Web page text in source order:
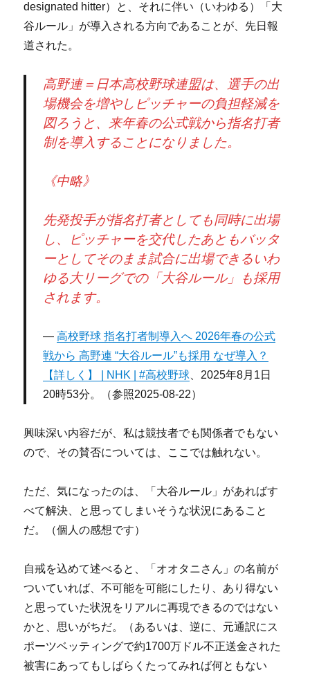
designated hitter）と、それに伴い（いわゆる）「大
谷ルール」が導入される方向であることが、先日報
道された。
高野連＝日本高校野球連盟は、選手の出
場機会を増やしピッチャーの負担軽減を
図ろうと、来年春の公式戦から指名打者
制を導入することになりました。
《中略》
先発投手が指名打者としても同時に出場
し、ピッチャーを交代したあともバッタ
ーとしてそのまま試合に出場できるいわ
ゆる大リーグでの「大谷ルール」も採用
されます。
高校野球 指名打者制導入へ 2026年春の公式
戦から 高野連 “大谷ルール”も採用 なぜ導入？
【詳しく】 | NHK | #高校野球 、2025年8月1日
20時53分。（参照2025-08-22）
興味深い内容だが、私は競技者でも関係者でもない
ので、その賛否については、ここでは触れない。
ただ、気になったのは、「大谷ルール」があればす
べて解決、と思ってしまいそうな状況にあること
だ。（個人の感想です）
自戒を込めて述べると、「オオタニさん」の名前が
ついていれば、不可能を可能にしたり、あり得ない
と思っていた状況をリアルに再現できるのではない
かと、思いがちだ。（あるいは、逆に、元通訳にス
ポーツベッティングで約1700万ドル不正送金された
被害にあってもしばらくたってみれば何ともない